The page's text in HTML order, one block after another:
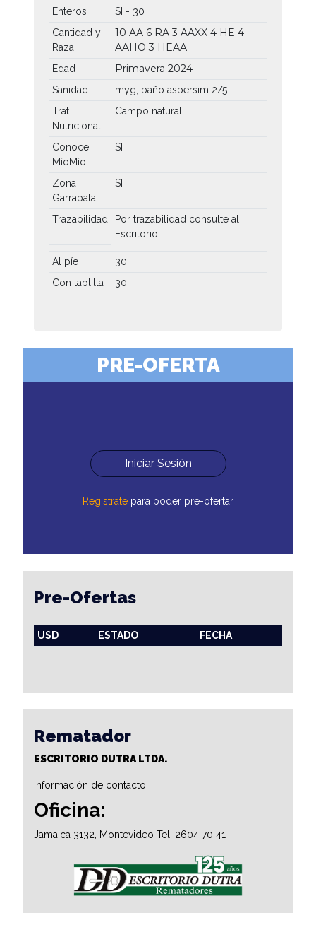
Enteros
SI - 30
Cantidad y
Raza
10 AA 6 RA 3 AAXX 4 HE 4
AAHO3 HEAA
Edad Primavera 2024
Sanidad
myg, baño aspersim 2/5
Trat.
Nutricional
Campo natural
Conoce
MíoMío
SI
Zona
Garrapata
SI
Trazabilidad
Por trazabilidad consulte al
Escritorio
Al píe
30
Con tablilla
30
PRE-OFERTA
Iniciar Sesión
Registrate para poder pre-ofertar
Pre-Ofertas
USD ESTADO FECHA
Rematador
ESCRITORIO DUTRA LTDA.
Información de contacto:
Oficina:
Jamaica 3132, Montevideo Tel. 2604 70 41